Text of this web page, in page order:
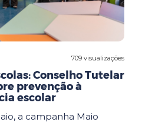
709 visualizações
Conselho Tutelar
prevenção à
escolar
a campanha Maio